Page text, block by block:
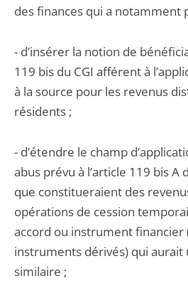
des finances qui a notamment
- d’insérer la notion de
119 bis du CGI afférent à
à la source pour les revenus
résidents ;
- d’étendre le champ
abus prévu à l’article 119 bis A
que constitueraient des
opérations de cession
accord ou instrument financier
instruments dérivés) qui
similaire ;